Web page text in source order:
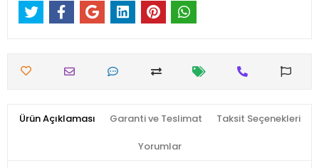
Ürün Açıklaması Garanti ve Teslimat Taksit Seçenekleri
Yorumlar